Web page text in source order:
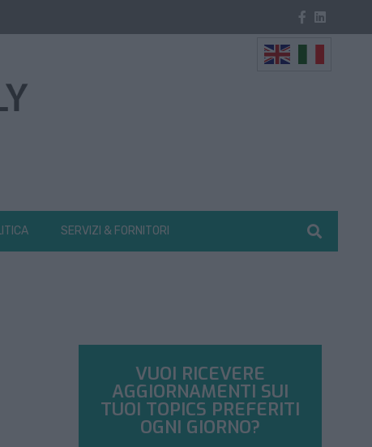
SERVIZI & FORNITORI
VUOI RICEVERE
AGGIORNAMENTI SUI
TUOI TOPICS PREFERITI
OGNI GIORNO?